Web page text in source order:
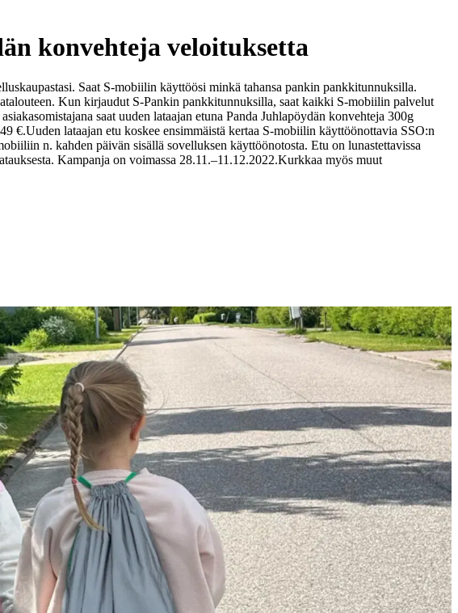
konvehteja veloituksetta
Saat S-mobiilin käyttöösi minkä tahansa pankin pankkitunnuksilla.
Kun kirjaudut S-Pankin pankkitunnuksilla, saat kaikki S-mobiilin palvelut
saat uuden lataajan etuna Panda Juhlapöydän konvehteja 300g
€.Uuden lataajan etu koskee ensimmäistä kertaa S-mobiilin käyttöönottavia SSO:n
n. kahden päivän sisällä sovelluksen käyttöönotosta. Etu on lunastettavissa
Kampanja on voimassa 28.11.–11.12.2022.Kurkkaa myös muut